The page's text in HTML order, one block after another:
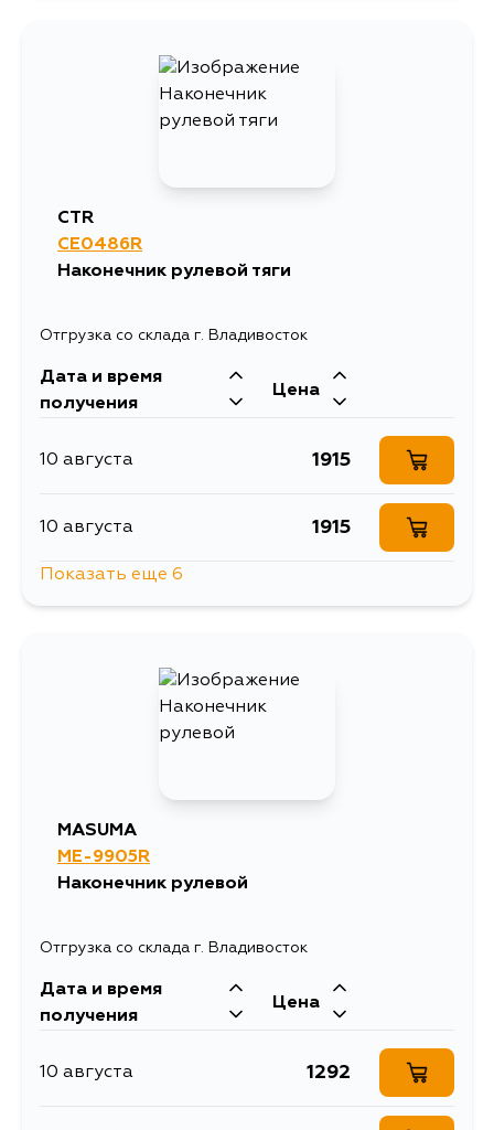
CTR
CE0486R
Наконечник рулевой тяги
Отгрузка со склада г. Владивосток
Дата и время
получения
Цена
10 августа 1915
10 августа 1915
1873
15 августа
Показать еще 6
MASUMA
ME-9905R
Наконечник рулевой
Отгрузка со склада г. Владивосток
Дата и время
получения
Цена
10 августа 1292